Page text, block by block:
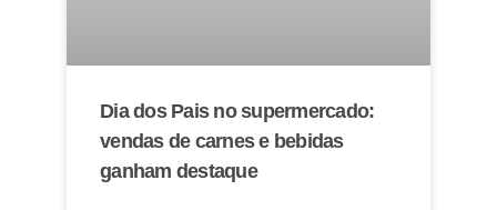
Dia dos Pais no supermercado:
vendas de carnes e bebidas
ganham destaque